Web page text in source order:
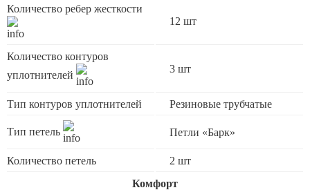
Количество ребер жесткости
12 шт
Количество контуров
уплотнителей
3 шт
Тип контуров уплотнителей Резиновые трубчатые
Тип петель Петли «Барк»
Количество петель
2 шт
Комфорт